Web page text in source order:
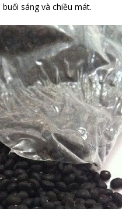
sáng và chiều mát.